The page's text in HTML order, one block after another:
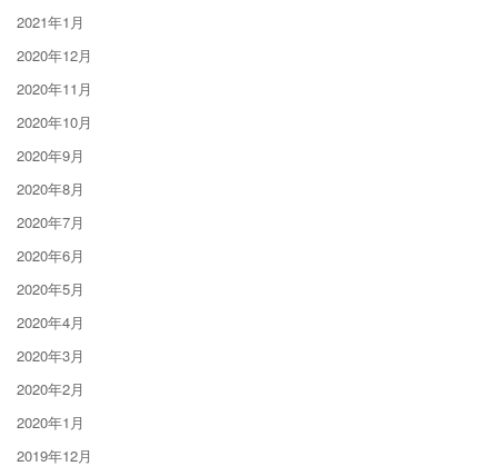
2021年1月
2020年12月
2020年11月
2020年10月
2020年9月
2020年8月
2020年7月
2020年6月
2020年5月
2020年4月
2020年3月
2020年2月
2020年1月
2019年12月